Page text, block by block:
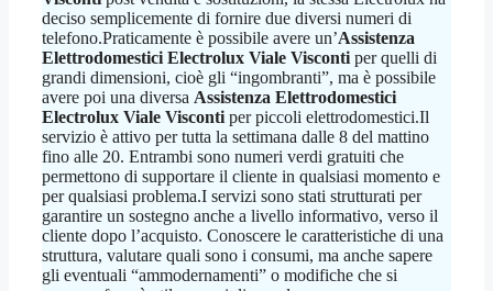
deciso semplicemente di fornire due diversi numeri di
telefono.Praticamente è possibile avere un’Assistenza
Elettrodomestici Electrolux Viale Visconti per quelli di
grandi dimensioni, cioè gli “ingombranti”, ma è possibile
avere poi una diversa Assistenza Elettrodomestici
Electrolux Viale Visconti per piccoli elettrodomestici.Il
servizio è attivo per tutta la settimana dalle 8 del mattino
fino alle 20. Entrambi sono numeri verdi gratuiti che
permettono di supportare il cliente in qualsiasi momento e
per qualsiasi problema.I servizi sono stati strutturati per
garantire un sostegno anche a livello informativo, verso il
cliente dopo l’acquisto. Conoscere le caratteristiche di una
struttura, valutare quali sono i consumi, ma anche sapere
gli eventuali “ammodernamenti” o modifiche che si